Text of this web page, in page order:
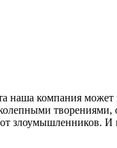
наша компания может
злоумышленников.